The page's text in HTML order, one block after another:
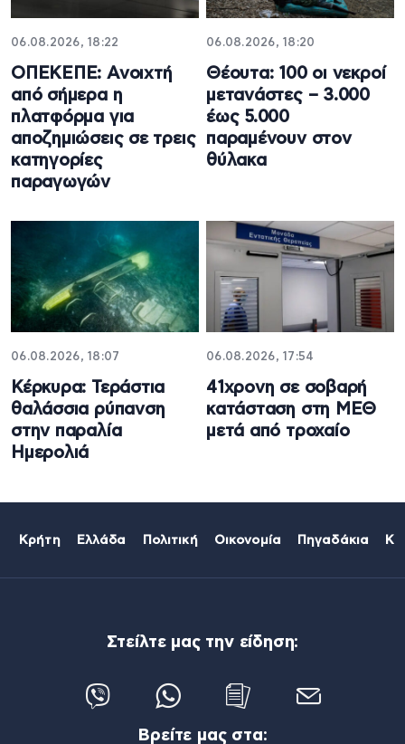
06.08.2026, 18:22
ΟΠΕΚΕΠΕ: Ανοιχτή
από σήμερα η
πλατφόρμα για
αποζημιώσεις σε τρεις
κατηγορίες
παραγωγών
06.08.2026, 18:20
Θέουτα: 100 οι νεκροί
μετανάστες – 3.000
έως 5.000
παραμένουν στον
θύλακα
06.08.2026, 18:07
Κέρκυρα: Τεράστια
θαλάσσια ρύπανση
στην παραλία
Ημερολιά
06.08.2026, 17:54
41χρονη σε σοβαρή
κατάσταση στη ΜΕΘ
μετά από τροχαίο
Κρήτη Ελλάδα Πολιτική Οικονομία Πηγαδάκια
Στείλτε μας την είδηση:
Βρείτε μας στα: